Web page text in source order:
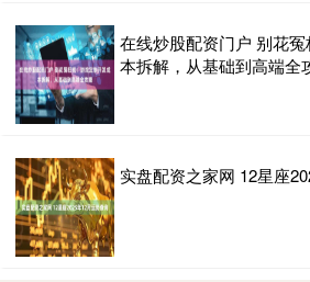
在线炒股配资门户 别花
本拆解，从基础到高端全
实盘配资之家网 12星座